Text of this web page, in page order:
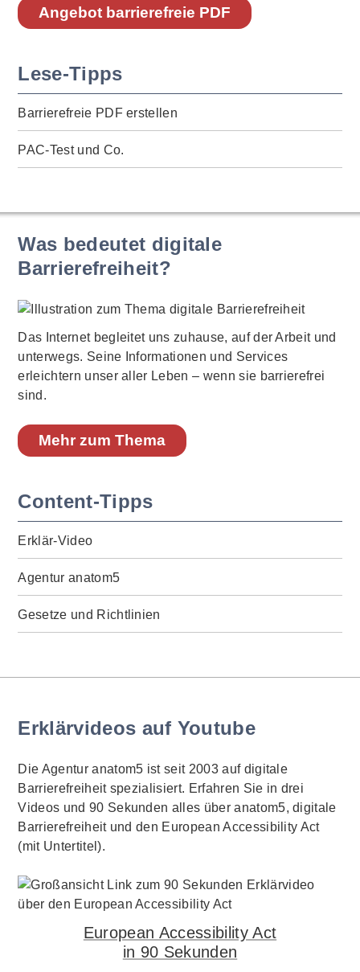
Angebot barrierefreie PDF
Lese-Tipps
Barrierefreie PDF erstellen
PAC-Test und Co.
Was bedeutet digitale
Barrierefreiheit?
Das Internet begleitet uns zuhause, auf der Arbeit und
unterwegs. Seine Informationen und Services
erleichtern unser aller Leben – wenn sie barrierefrei
sind.
Mehr zum Thema
Content-Tipps
Erklär-Video
Agentur anatom5
Gesetze und Richtlinien
Erklärvideos auf Youtube
Die Agentur anatom5 ist seit 2003 auf digitale
Barrierefreiheit spezialisiert. Erfahren Sie in drei
Videos und 90 Sekunden alles über anatom5, digitale
Barrierefreiheit und den European Accessibility Act
(mit Untertitel).
European Accessibility Act
in 90 Sekunden